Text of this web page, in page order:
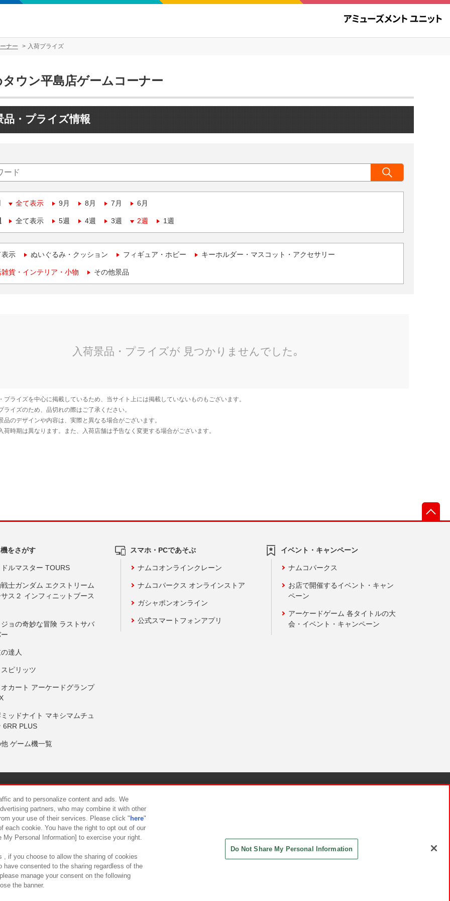
ナー 入荷プライズ
ウン平島店ゲームコーナー
品・プライズ情報
全て表示 9月 8月 7月 6月
全て表示 5週 4週 3週 2週 1週
表示 ぬいぐるみ・クッション フィギュア・ホビー キーホルダー・マスコット・アクセサリー
貨・インテリア・小物 その他景品
をさがす
ルマスター TOURS
士ガンダム エクストリーム
ス２ インフィニットブース
ョの奇妙な冒険 ラストサバ
達人
ピリッツ
カート アーケードグランプ
ッドナイト マキシマムチュ
6RR PLUS
ゲーム機一覧
スマホ・PCであそぶ
ナムコオンラインクレーン
ナムコパークス オンラインストア
ガシャポンオンライン
公式スマートフォンアプリ
イベント・キャンペーン
ナムコパークス
お店で開催するイベント・キャン
ペーン
アーケードゲーム 各タイトルの大
会・イベント・キャンペーン
について カスタマーハラスメント対応方針
and to personalize content and ads. We
partners, who may combine it with other
your use of their services. Please click " here"
each cookie. You have the right to opt out of our
Personal Information] to exercise your right.
, if you choose to allow the sharing of cookies
have consented to the sharing regardless of the
manage your consent on the following
the banner.
Do Not Share My Personal Information